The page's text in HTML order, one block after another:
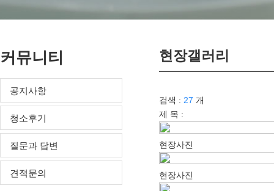
커뮤니티
공지사항
청소후기
질문과 답변
견적문의
현장갤러리
검색 : 27 개
제 목 :
현장사진
현장사진